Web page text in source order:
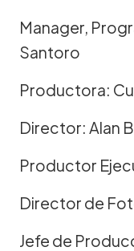
Manager,
Santoro
Productora:
Director: Alan
Productor
Director de
Jefe de